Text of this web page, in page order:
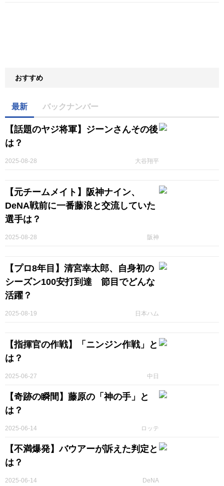
おすすめ
最新 バックナンバー
【話題のヤジ将軍】ジーンさんその後
は？
大谷翔平
2025-08-28
【元チームメイト】阪神ナイン、
DeNA戦前に一番藤浪と交流していた
選手は？
阪神
2025-08-28
【プロ8年目】清宮幸太郎、自身初の
シーズン100安打到達 節目でどんな
活躍？
日本ハム
2025-08-19
【指揮官の作戦】「ニンジン作戦」と
は？
中日
2025-06-27
【奇跡の瞬間】藤原の「神の手」と
は？
ロッテ
2025-06-14
【不満爆発】バウアーが訴えた判定と
は？
DeNA
2025-06-14